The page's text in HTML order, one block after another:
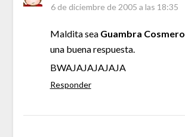
6 de diciembre de 2005 a las 18:35
Maldita sea Guambra Cosmero
una buena respuesta.
BWAJAJAJAJAJA
Responder